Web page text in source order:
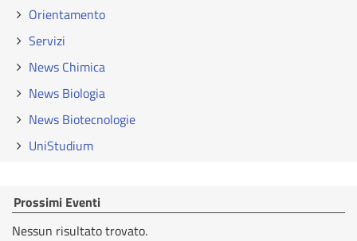
Orientamento
Servizi
News Chimica
News Biologia
News Biotecnologie
UniStudium
Prossimi Eventi
Nessun risultato trovato.